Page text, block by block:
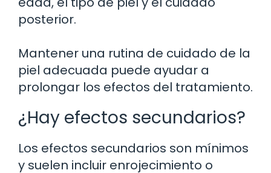
posterior.
Mantener una rutina de cuidado de la
piel adecuada puede ayudar a
prolongar los efectos del tratamiento.
¿Hay efectos secundarios?
Los efectos secundarios son mínimos
y suelen incluir enrojecimiento o